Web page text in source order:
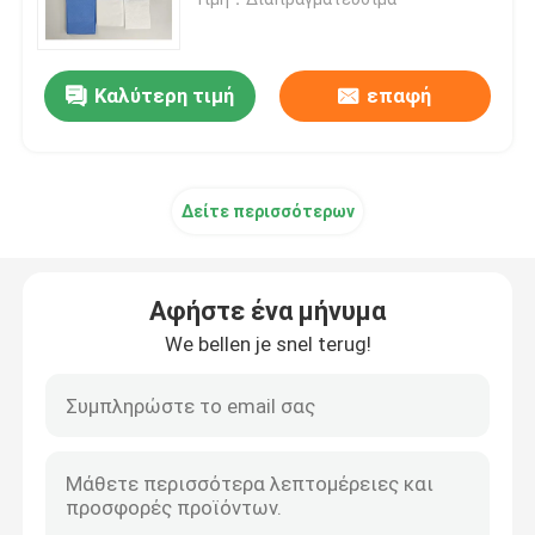
Μίας χρήσης χειρουργικό πακέτο
Τμήμα Γ Χειρουργική κουρτίνα
Καλύτερη τιμή επαφή
Δείτε περισσότερων
Αφήστε ένα μήνυμα
We bellen je snel terug!